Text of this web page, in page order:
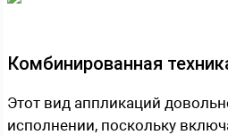
Комбинированная
Этот вид аппликаций
исполнении, поскольку